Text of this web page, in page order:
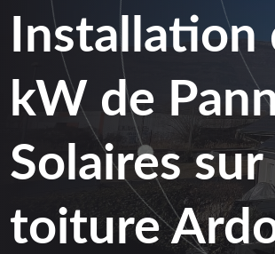
Installation
kW de
Solaires sur
toiture